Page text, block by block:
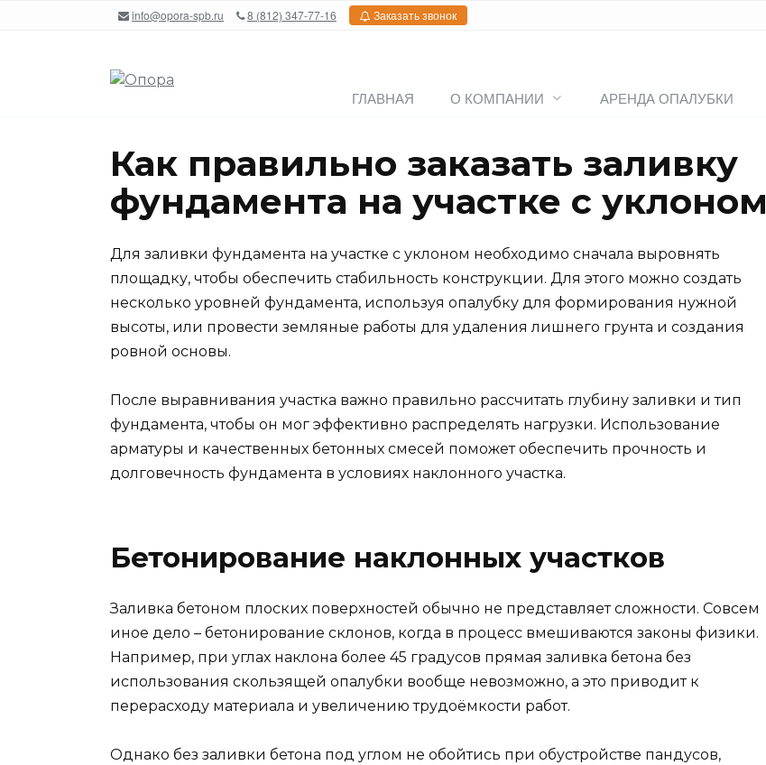
info@opora-spb.ru 8 (812) 347-77-16 Заказать звонок
ГЛАВНАЯ О КОМПАНИИ АРЕНДА ОПАЛУБКИ
Как правильно заказать заливку
фундамента на участке с уклоном
Для заливки фундамента на участке с уклоном необходимо сначала выровнять
площадку, чтобы обеспечить стабильность конструкции. Для этого можно создать
несколько уровней фундамента, используя опалубку для формирования нужной
высоты, или провести земляные работы для удаления лишнего грунта и создания
ровной основы.
После выравнивания участка важно правильно рассчитать глубину заливки и тип
фундамента, чтобы он мог эффективно распределять нагрузки. Использование
арматуры и качественных бетонных смесей поможет обеспечить прочность и
долговечность фундамента в условиях наклонного участка.
Бетонирование наклонных участков
Заливка бетоном плоских поверхностей обычно не представляет сложности. Совсем
иное дело – бетонирование склонов, когда в процесс вмешиваются законы физики.
Например, при углах наклона более 45 градусов прямая заливка бетона без
использования скользящей опалубки вообще невозможно, а это приводит к
перерасходу материала и увеличению трудоёмкости работ.
Однако без заливки бетона под углом не обойтись при обустройстве пандусов,